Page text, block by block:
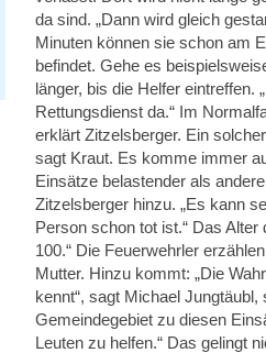
da sind. „Dann wird gleich
Minuten können sie schon am
befindet. Gehe es
länger, bis die Helfer eintreffen.
Rettungsdienst da.“ Im
erklärt Zitzelsberger. Ein
sagt Kraut. Es komme immer
Einsätze belastender als
Zitzelsberger hinzu. „Es kann
Person schon tot ist.“ Das
100.“ Die Feuerwehrler
Mutter. Hinzu kommt: „Die
kennt“, sagt Michael
Gemeindegebiet zu diesen
Leuten zu helfen.“ Das gelingt